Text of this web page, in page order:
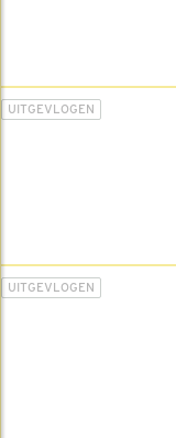
UITGEVLOGEN
UITGEVLOGEN